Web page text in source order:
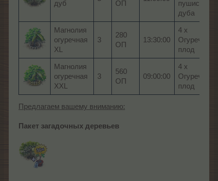
дуб
ОП
пушистого
дуба
Магнолия
огуречная
XL
3
280
ОП
13:30:00
4 x
Огуречный
плод
Магнолия
огуречная
XXL
3
560
ОП
09:00:00
4 x
Огуречный
плод
Предлагаем вашему вниманию:
Пакет загадочных деревьев